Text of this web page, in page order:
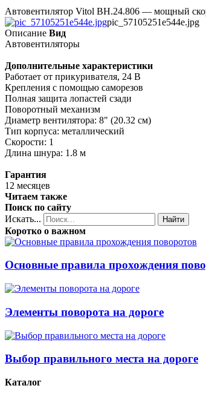
Автовентилятор Vitol ВН.24.806 — мощный
pic_57105251e544e.jpg
Описание Вид
Автовентиляторы
Дополнительные характеристики
Работает от прикуривателя, 24 В
Крепления с помощью саморезов
Полная защита лопастей сзади
Поворотный механизм
Диаметр вентилятора: 8" (20.32 см)
Тип корпуса: металлический
Скорости: 1
Длина шнура: 1.8 м
Гарантия
12 месяцев
Читаем также
Поиск по сайту
Искать...
Найти
Коротко о важном
Основные правила прохождения
Элементы поворота на дороге
Выбор правильного места на дороге
Каталог